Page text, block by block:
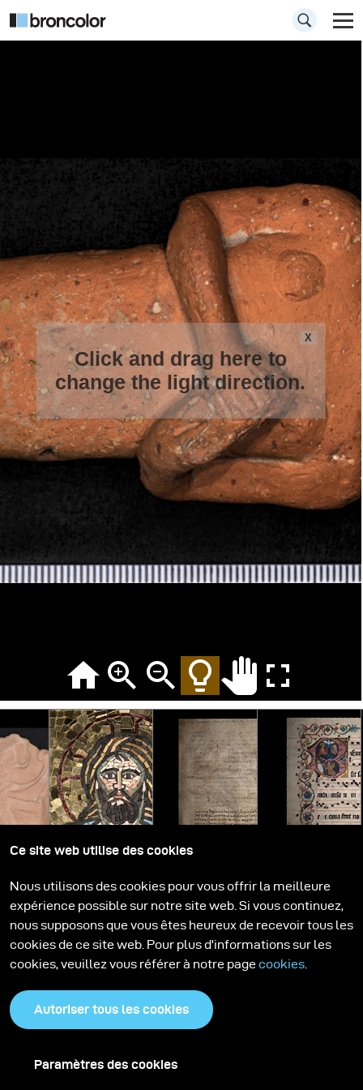
X
Click and drag here to
change the light direction.
Restez informé
par nos histoires, apprenez de nouvelles configurations
d'éclairage et restez informé.
S'inscrire
Ce site web utilise des cookies
Nous utilisons des cookies pour vous offrir la meilleure
expérience possible sur notre site web. Si vous continuez,
nous supposons que vous êtes heureux de recevoir tous les
cookies de ce site web. Pour plus d'informations sur les
cookies, veuillez vous référer à notre page cookies
Autoriser tous les cookies
Paramètres des cookies